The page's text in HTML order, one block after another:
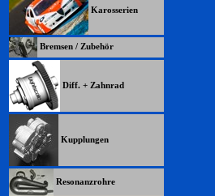
Karosserien
Bremsen / Zubehör
Diff. + Zahnrad
Kupplungen
Resonanzrohre